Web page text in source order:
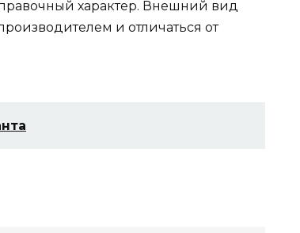
характер. Внешний вид
и отличаться от